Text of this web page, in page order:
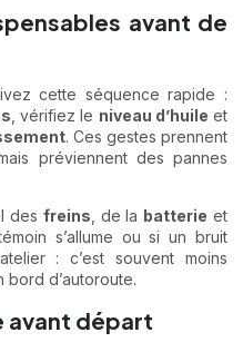
avant de
cette séquence rapide :
, vérifiez le niveau d’huile et
. Ces gestes prennent
préviennent des pannes
des freins , de la batterie et
s’allume ou si un bruit
: c’est souvent moins
bord d’autoroute.
avant départ